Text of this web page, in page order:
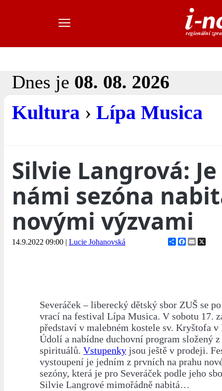
Dnes je 08. 08. 2026
Kultura › Lípa Musica
Silvie Langrová:
námi sezóna
novými výzvami
14.9.2022 09:00 | Lucie Johanovská ShareFacebook
Email
Severáček – liberecký dětský sbor ZUŠ se
vrací na festival Lípa Musica. V sobotu 17.
představí v malebném kostele sv. Kryštofa
Údolí a nabídne duchovní program složený
spirituálů. Vstupenky jsou ještě v prodeji.
vystoupení je jedním z prvních na prahu
sezóny, která je pro Severáček podle jeho
Silvie Langrové mimořádně nabitá…